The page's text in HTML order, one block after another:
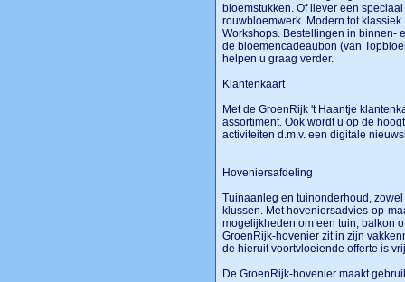
bloemstukken. Of liever een
rouwbloemwerk. Modern tot
Workshops. Bestellingen in binnen-
de bloemencadeaubon (van
helpen u graag verder.
Klantenkaart
Met de GroenRijk 't Haantje
assortiment. Ook wordt u op de
activiteiten d.m.v. een digitale
Hoveniersafdeling
Tuinaanleg en tuinonderhoud,
klussen. Met hoveniersadvies-op-
mogelijkheden om een tuin, balkon
GroenRijk-hovenier zit in zijn
de hieruit voortvloeiende offerte is
De GroenRijk-hovenier maakt